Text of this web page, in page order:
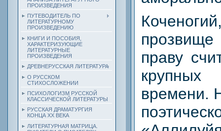
ПРОИЗВЕДЕНИЯ
ПУТЕВОДИТЕЛЬ ПО
ЛИТЕРАТУРНОМУ
ПРОИЗВЕДЕНИЮ
КНИГИ И ПОСОБИЯ,
ХАРАКТЕРИЗУЮЩИЕ
ЛИТЕРАТУРНЫЕ
ПРОИЗВЕДЕНИЯ
ДРЕВНЕРУССКАЯ ЛИТЕРАТУРА
О РУССКОМ
СТИХОСЛОЖЕНИИ
ПСИХОЛОГИЗМ РУССКОЙ
КЛАССИЧЕСКОЙ ЛИТЕРАТУРЫ
РУССКАЯ ДРАМАТУРГИЯ
КОНЦА ХХ ВЕКА
ЛИТЕРАТУРНАЯ МАТРИЦА.
праву
времени.